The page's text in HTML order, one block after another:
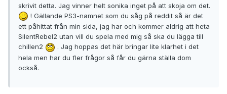
skrivit detta. Jag vinner helt sonika inget på att skoja om det.
! Gällande PS3-namnet som du såg på reddit så är det
ett påhittat från min sida, jag har och kommer aldrig att heta
SilentRebel2 utan vill du spela med mig så ska du lägga till
chillen2
. Jag hoppas det här bringar lite klarhet i det
hela men har du fler frågor så får du gärna ställa dom
också.